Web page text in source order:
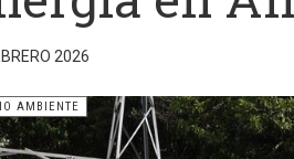
2026
AMBIENTE